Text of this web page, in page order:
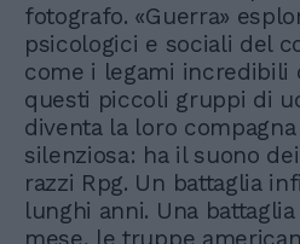
fotografo. «Guerra»
psicologici e sociali del
come i legami incredibili
questi piccoli gruppi di
diventa la loro
silenziosa: ha il suono
razzi Rpg. Un battaglia
lunghi anni. Una